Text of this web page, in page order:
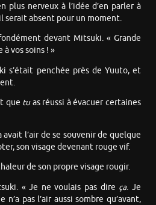
nerveux à l’idée d’en parler à
serait absent pour un moment.
devant Mitsuki. « Grande
vos soins ! »
s’était penchée près de Yuuto, et
que tuas réussi à évacuer certaines
avait l’air de se souvenir de quelque
son visage devenant rouge vif.
de son propre visage rougir.
« Je ne voulais pas dire ça. Je
pas l’air aussi sombre qu’avant,